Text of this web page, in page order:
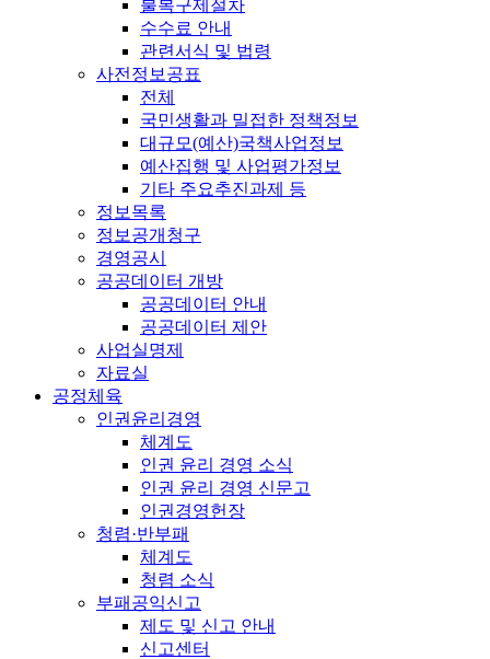
불복구제절차
수수료 안내
관련서식 및 법령
사전정보공표
전체
국민생활과 밀접한 정책정보
대규모(예산)국책사업정보
예산집행 및 사업평가정보
기타 주요추진과제 등
정보목록
정보공개청구
경영공시
공공데이터 개방
공공데이터 안내
공공데이터 제안
사업실명제
자료실
공정체육
인권윤리경영
체계도
인권 윤리 경영 소식
인권 윤리 경영 신문고
인권경영헌장
청렴·반부패
체계도
청렴 소식
부패공익신고
제도 및 신고 안내
신고센터